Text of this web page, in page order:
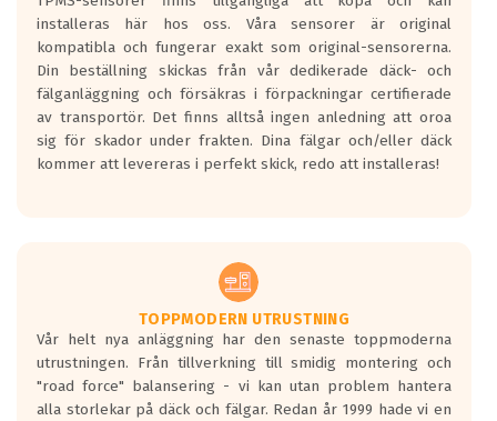
Ett däck med en svart våg kommer vara
minst tre decibel tystare än det
regelverk som börjar gälla 2016.
installeras här hos oss. Våra sensorer är original
kompatibla och fungerar exakt som original-sensorerna.
Din beställning skickas från vår dedikerade däck- och
fälganläggning och försäkras i förpackningar certifierade
av transportör. Det finns alltså ingen anledning att oroa
sig för skador under frakten. Dina fälgar och/eller däck
kommer att levereras i perfekt skick, redo att installeras!
TOPPMODERN UTRUSTNING
Vår helt nya anläggning har den senaste toppmoderna
utrustningen. Från tillverkning till smidig montering och
"road force" balansering - vi kan utan problem hantera
alla storlekar på däck och fälgar. Redan år 1999 hade vi en